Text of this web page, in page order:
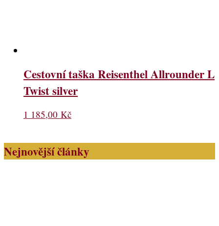
Cestovní taška Reisenthel Allrounder L
Twist silver
1 185,00 Kč
Nejnovější články